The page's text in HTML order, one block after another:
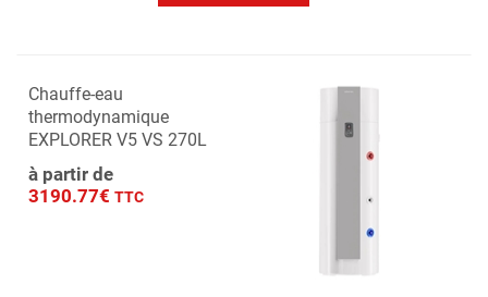
Chauffe-eau
thermodynamique
EXPLORER V5 VS 270L
à partir de
3190.77€ TTC